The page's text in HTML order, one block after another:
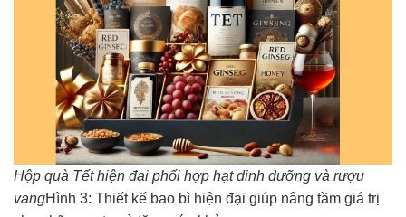
Hộp quà Tết hiện đại phối hợp hạt dinh dưỡng và rượu
vangHình 3: Thiết kế bao bì hiện đại giúp nâng tầm giá trị